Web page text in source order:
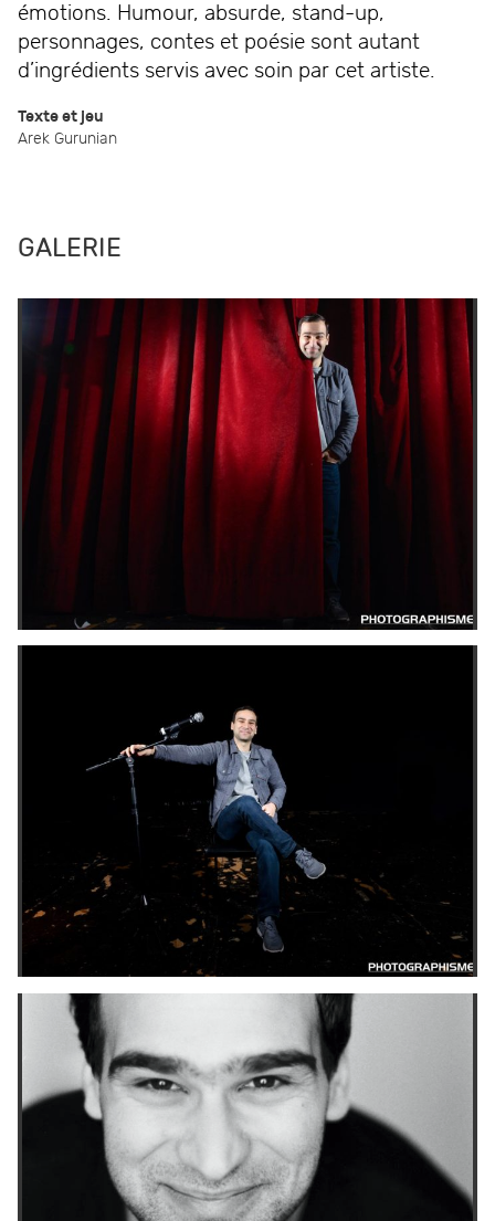
émotions. Humour, absurde, stand-up,
personnages, contes et poésie sont autant
d’ingrédients servis avec soin par cet artiste.
Texte et jeu
Arek Gurunian
GALERIE